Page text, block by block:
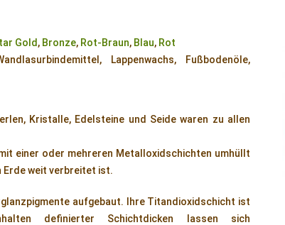
Gold , Bronze, Rot-Braun, Blau, Rot
Lappenwachs, Fußbodenöle,
Kristalle, Edelsteine und Seide waren zu allen
einer oder mehreren Metalloxidschichten umhüllt
Erde weit verbreitet ist.
aufgebaut. Ihre Titandioxidschicht ist
definierter Schichtdicken lassen sich